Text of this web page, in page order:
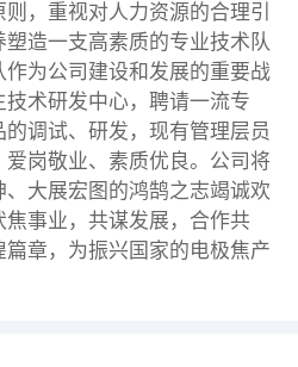
，重视对人力资源的合理引
造一支高素质的专业技术队
为公司建设和发展的重要战
术研发中心，聘请一流专
调试、研发，现有管理层员
岗敬业、素质优良。公司将
大展宏图的鸿鹄之志竭诚欢
事业，共谋发展，合作共
章，为振兴国家的电极焦产